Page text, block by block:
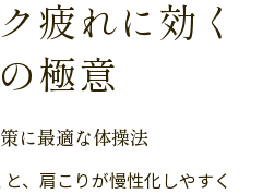
疲れに効く
極意
に最適な体操法
、肩こりが慢性化しやすく